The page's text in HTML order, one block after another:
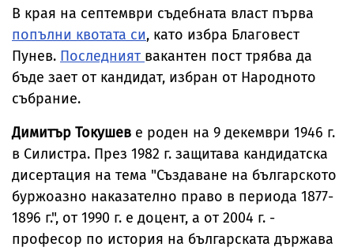
В края на септември съдебната власт първа
попълни квотата си, като избра Благовест
Пунев. Последният вакантен пост трябва да
бъде зает от кандидат, избран от Народното
събрание.
Димитър Токушев е роден на 9 декември 1946 г.
в Силистра. През 1982 г. защитава кандидатска
дисертация на тема "Създаване на българското
буржоазно наказателно право в периода 1877-
1896 г.", от 1990 г. е доцент, а от 2004 г. -
професор по история на българската държава